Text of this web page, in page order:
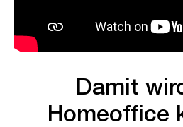
Damit
Homeoffice